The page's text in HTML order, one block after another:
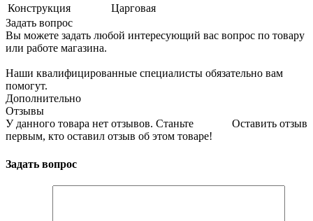
Конструкция
Царговая
Задать вопрос
Вы можете задать любой интересующий вас вопрос по товару
или работе магазина.
Наши квалифицированные специалисты обязательно вам
помогут.
Дополнительно
Отзывы
Оставить отзыв
У данного товара нет отзывов. Станьте
первым, кто оставил отзыв об этом товаре!
Задать вопрос